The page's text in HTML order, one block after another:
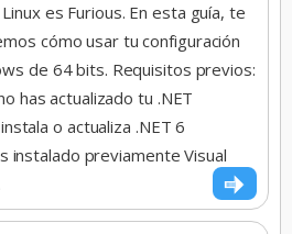
es Furious. En esta guía, te
cómo usar tu configuración
de 64 bits. Requisitos previos:
has actualizado tu .NET
o actualiza .NET 6
instalado previamente Visual